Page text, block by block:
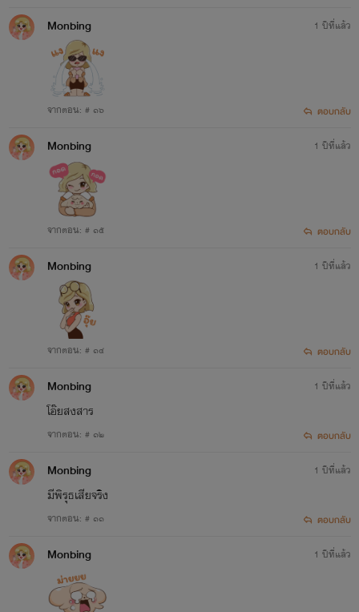
Monbing
จากตอน: # ๑๖
1 ปีที่แล้ว
ตอบกลับ
Monbing
จากตอน: # ๑๕
1 ปีที่แล้ว
ตอบกลับ
Monbing
จากตอน: # ๑๔
1 ปีที่แล้ว
ตอบกลับ
Monbing
โอ๊ยสงสาร
จากตอน: # ๑๒
1 ปีที่แล้ว
ตอบกลับ
Monbing
มีพิรุธเสียจริง
จากตอน: # ๑๑
1 ปีที่แล้ว
ตอบกลับ
Monbing 1 ปีที่แล้ว